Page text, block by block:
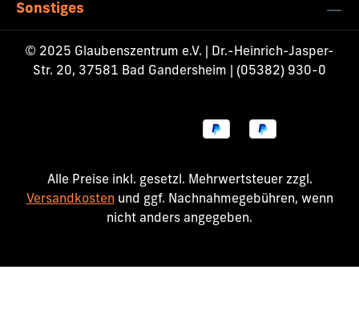
Sonstiges
© 2025 Glaubenszentrum e.V. | Dr.-Heinrich-Jasper-
Str. 20, 37581 Bad Gandersheim | (05382) 930-0
Alle Preise inkl. gesetzl. Mehrwertsteuer zzgl.
Versandkosten und ggf. Nachnahmegebühren, wenn
nicht anders angegeben.